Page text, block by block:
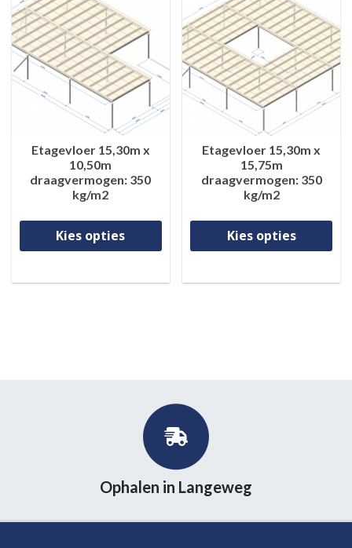
Etagevloer 15,30m x
10,50m
draagvermogen: 350
kg/m2
Kies opties
Dit product heeft meerdere
Etagevloer 15,30m x
15,75m
draagvermogen: 350
kg/m2
Kies opties
Ophalen in Langeweg